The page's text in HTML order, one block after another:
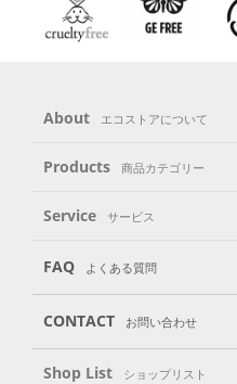
About エコストアについて
Products 商品カテゴリー
Service サービス
FAQ よくある質問
CONTACT お問い合わせ
Shop List ショップリスト